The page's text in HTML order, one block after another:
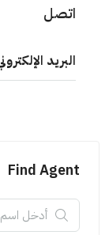
اتصل
البريد الإلكتروني
Find Agent